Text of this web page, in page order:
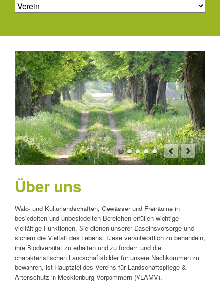
Über uns
Wald- und Kulturlandschaften, Gewässer und Freiräume in
besiedelten und unbesiedelten Bereichen erfüllen wichtige
vielfältige Funktionen. Sie dienen unserer Daseinsvorsorge und
sichern die Vielfalt des Lebens. Diese verantwortlich zu behandeln,
ihre Biodiversität zu erhalten und zu fördern und die
charakteristischen Landschaftsbilder für unsere Nachkommen zu
bewahren, ist Hauptziel des Vereins für Landschaftspflege &
Artenschutz in Mecklenburg Vorpommern (VLAMV).